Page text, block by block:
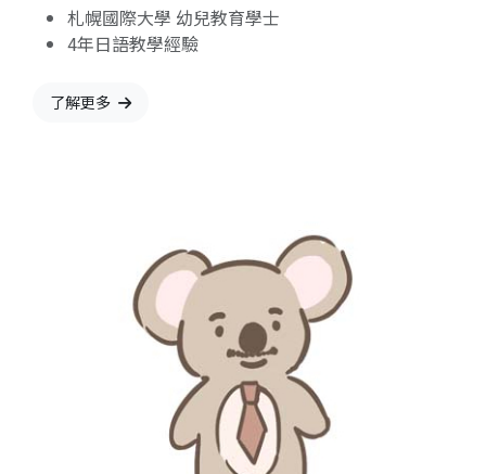
札幌國際大學 幼兒教育學士
4年日語教學經驗
了解更多